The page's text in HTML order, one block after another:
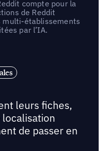
compte pour la
de Reddit
multi-établissements
par l’IA.
leurs fiches,
localisation
de passer en